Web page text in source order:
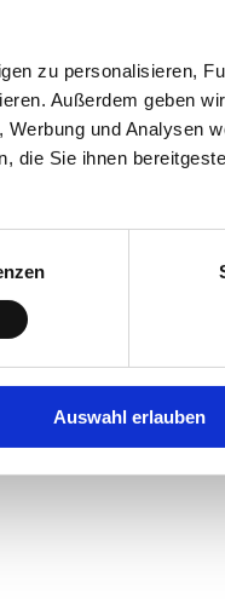
zu personalisieren,
Außerdem geben
und Analysen
die Sie ihnen
Auswahl erlauben
while loading